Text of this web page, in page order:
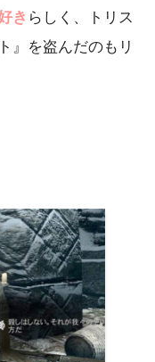
き らしく、トリス
』を盗んだのもリ